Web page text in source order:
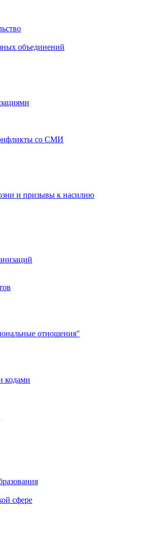
объединений
со СМИ
и призывы к насилию
отношения"
кодами
сфере